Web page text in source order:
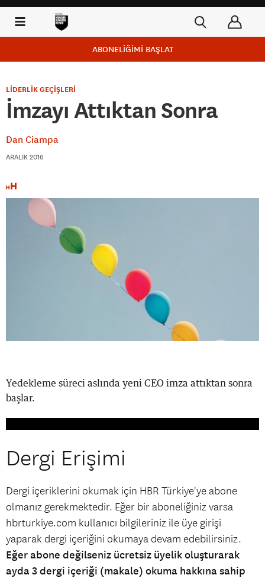
ABONELİĞİMİ BAŞLAT
LİDERLİK GEÇİŞLERİ
İmzayı Attıktan Sonra
Dan Ciampa
ARALIK 2016
Yedekleme süreci aslında yeni CEO imza attıktan sonra
başlar.
Dergi Erişimi
Dergi içeriklerini okumak için HBR Türkiye'ye abone
olmanız gerekmektedir. Eğer bir aboneliğiniz varsa
hbrturkiye.com kullanıcı bilgileriniz ile üye girişi
yaparak dergi içeriğini okumaya devam edebilirsiniz.
Eğer abone değilseniz ücretsiz üyelik oluşturarak
ayda 3 dergi içeriği (makale) okuma hakkına sahip